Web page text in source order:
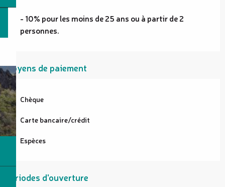
- 10% pour les moins de 25 ans ou à partir de 2
personnes.
Moyens de paiement
Chèque
Carte bancaire/crédit
Espèces
Périodes d'ouverture